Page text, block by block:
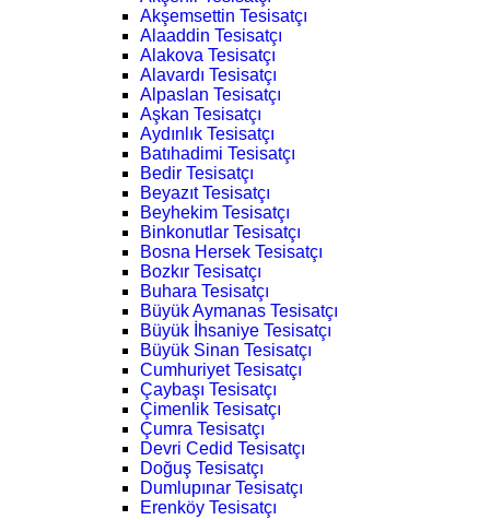
Akşemsettin Tesisatçı
Alaaddin Tesisatçı
Alakova Tesisatçı
Alavardı Tesisatçı
Alpaslan Tesisatçı
Aşkan Tesisatçı
Aydınlık Tesisatçı
Batıhadimi Tesisatçı
Bedir Tesisatçı
Beyazıt Tesisatçı
Beyhekim Tesisatçı
Binkonutlar Tesisatçı
Bosna Hersek Tesisatçı
Bozkır Tesisatçı
Buhara Tesisatçı
Büyük Aymanas Tesisatçı
Büyük İhsaniye Tesisatçı
Büyük Sinan Tesisatçı
Cumhuriyet Tesisatçı
Çaybaşı Tesisatçı
Çimenlik Tesisatçı
Çumra Tesisatçı
Devri Cedid Tesisatçı
Doğuş Tesisatçı
Dumlupınar Tesisatçı
Erenköy Tesisatçı